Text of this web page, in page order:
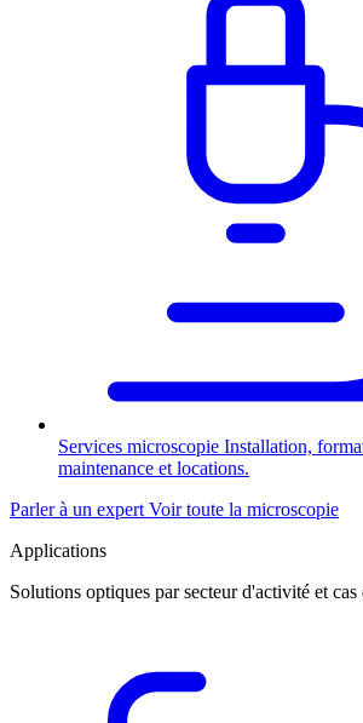
Services microscopie Installation,
maintenance et locations.
Parler à un expert Voir toute la microscopie
Applications
Solutions optiques par secteur d'activité et cas